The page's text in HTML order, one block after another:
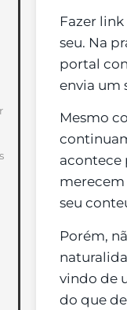
Fazer
seu. Na
portal
envia um
Mesmo
acontece
merecem
seu
Porém,
vindo de
do que